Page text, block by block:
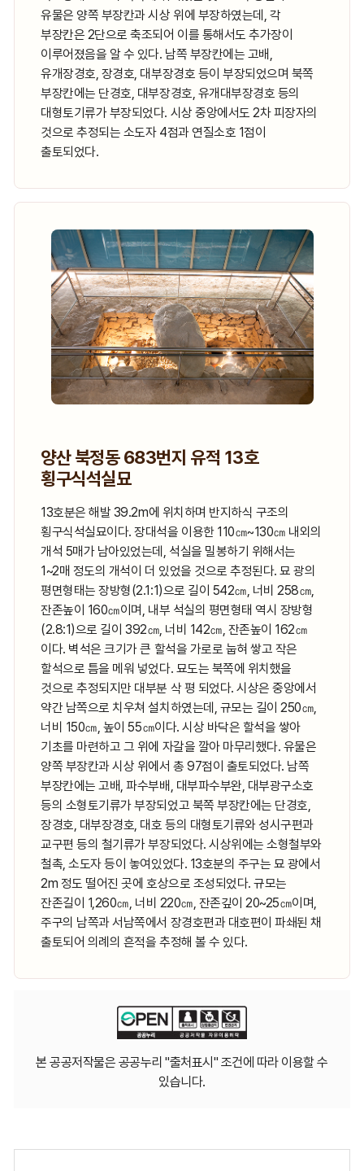
유물은 양쪽 부장칸과 시상 위에 부장하였는데, 각
부장칸은 2단으로 축조되어 이를 통해서도 추가장이
이루어졌음을 알 수 있다. 남쪽 부장칸에는 고배,
유개장경호, 장경호, 대부장경호 등이 부장되었으며 북쪽
부장칸에는 단경호, 대부장경호, 유개대부장경호 등의
대형토기류가 부장되었다. 시상 중앙에서도 2차 피장자의
것으로 추정되는 소도자 4점과 연질소호 1점이
출토되었다.
양산 북정동 683번지 유적 13호
횡구식석실묘
13호분은 해발 39.2m에 위치하며 반지하식 구조의
횡구식석실묘이다. 장대석을 이용한 110㎝~130㎝ 내외의
개석 5매가 남아있었는데, 석실을 밀봉하기 위해서는
1~2매 정도의 개석이 더 있었을 것으로 추정된다. 묘 광의
평면형태는 장방형(2.1:1)으로 길이 542㎝, 너비 258㎝,
잔존높이 160㎝이며, 내부 석실의 평면형태 역시 장방형
(2.8:1)으로 길이 392㎝, 너비 142㎝, 잔존높이 162㎝
이다. 벽석은 크기가 큰 할석을 가로로 눕혀 쌓고 작은
할석으로 틈을 메워 넣었다. 묘도는 북쪽에 위치했을
것으로 추정되지만 대부분 삭 평 되었다. 시상은 중앙에서
약간 남쪽으로 치우쳐 설치하였는데, 규모는 길이 250㎝,
너비 150㎝, 높이 55㎝이다. 시상 바닥은 할석을 쌓아
기초를 마련하고 그 위에 자갈을 깔아 마무리했다. 유물은
양쪽 부장칸과 시상 위에서 총 97점이 출토되었다. 남쪽
부장칸에는 고배, 파수부배, 대부파수부완, 대부광구소호
등의 소형토기류가 부장되었고 북쪽 부장칸에는 단경호,
장경호, 대부장경호, 대호 등의 대형토기류와 성시구편과
교구편 등의 철기류가 부장되었다. 시상위에는 소형철부와
철촉, 소도자 등이 놓여있었다. 13호분의 주구는 묘 광에서
2m 정도 떨어진 곳에 호상으로 조성되었다. 규모는
잔존길이 1,260㎝, 너비 220㎝, 잔존깊이 20~25㎝이며,
주구의 남쪽과 서남쪽에서 장경호편과 대호편이 파쇄된 채
출토되어 의례의 흔적을 추정해 볼 수 있다.
본 공공저작물은 공공누리 "출처표시" 조건에 따라 이용할 수
있습니다.